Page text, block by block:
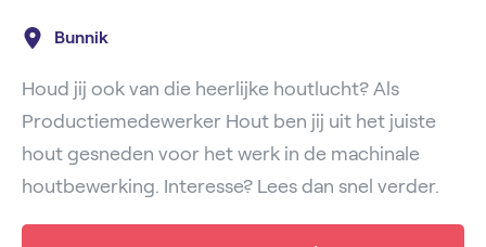
Bunnik
Houd jij ook van die heerlijke houtlucht? Als
Productiemedewerker Hout ben jij uit het juiste
hout gesneden voor het werk in de machinale
houtbewerking. Interesse? Lees dan snel verder.